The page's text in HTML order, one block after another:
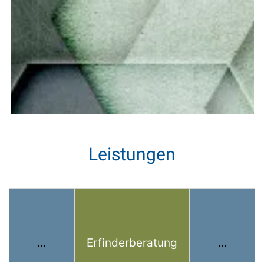
Leistungen
... Erfinderberatung ...